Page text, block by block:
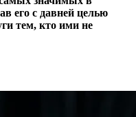
его с давней целью
тем, кто ими не